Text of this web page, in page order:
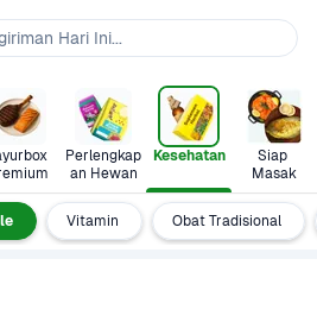
Perlengkap
an Hewan
Kesehatan
Siap
Masak
Vitamin Obat Tradisional
Hari Ini...